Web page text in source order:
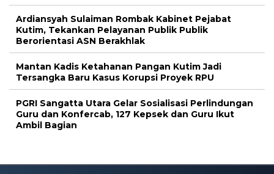
Ardiansyah Sulaiman Rombak Kabinet Pejabat
Kutim, Tekankan Pelayanan Publik Publik
Berorientasi ASN Berakhlak
Mantan Kadis Ketahanan Pangan Kutim Jadi
Tersangka Baru Kasus Korupsi Proyek RPU
PGRI Sangatta Utara Gelar Sosialisasi Perlindungan
Guru dan Konfercab, 127 Kepsek dan Guru Ikut
Ambil Bagian